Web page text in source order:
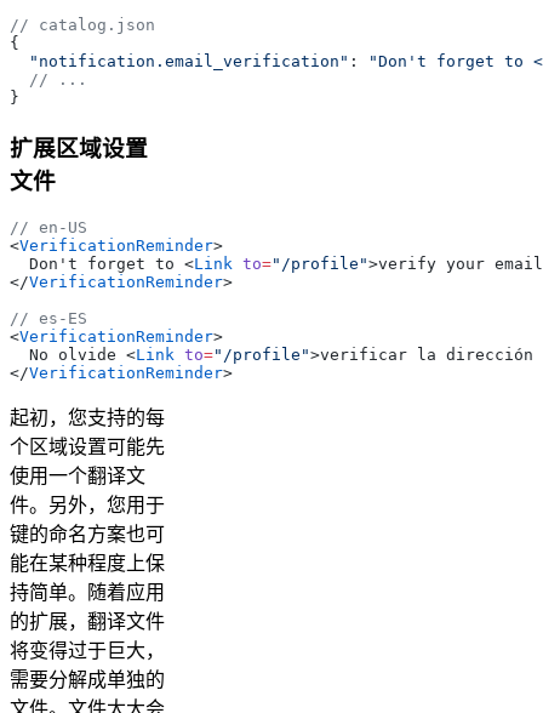
// catalog.json
{
  "notification.email_verification"
:
"Don't forget to
  // ...
}
扩展区域设置
文件
// en-US
<VerificationReminder>
  Don't forget to
<Link to="/profile">verify your
</VerificationReminder>
// es-ES
<VerificationReminder>
  No olvide
<Link to="/profile">verificar la dirección
</VerificationReminder>
起初，您支持的每
个区域设置可能先
使用一个翻译文
件。另外，您用于
键的命名方案也可
能在某种程度上保
持简单。随着应用
的扩展，翻译文件
将变得过于巨大，
需要分解成单独的
文件。文件太大会